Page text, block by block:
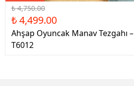
₺ 4,750.00
₺ 4,499.00
Ahşap Oyuncak Manav Tezgahı –
T6012